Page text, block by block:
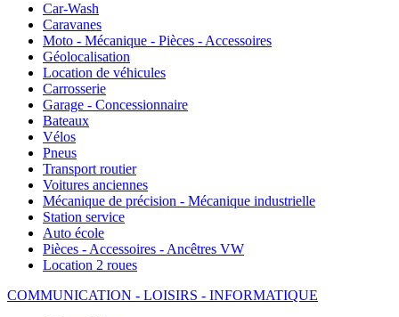
Car-Wash
Caravanes
Moto - Mécanique - Pièces - Accessoires
Géolocalisation
Location de véhicules
Carrosserie
Garage - Concessionnaire
Bateaux
Vélos
Pneus
Transport routier
Voitures anciennes
Mécanique de précision - Mécanique industrielle
Station service
Auto école
Pièces - Accessoires - Ancêtres VW
Location 2 roues
COMMUNICATION - LOISIRS - INFORMATIQUE